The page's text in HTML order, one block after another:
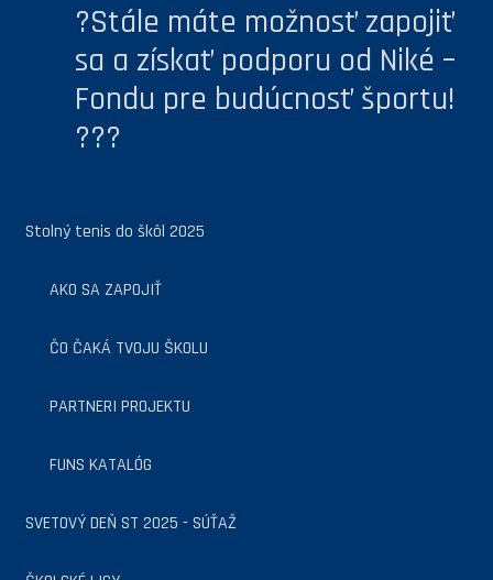
?Stále máte možnosť zapojiť
sa a získať podporu od Niké –
Fondu pre budúcnosť športu!
???
Stolný tenis do škôl 2025
AKO SA ZAPOJIŤ
ČO ČAKÁ TVOJU ŠKOLU
PARTNERI PROJEKTU
FUNS KATALÓG
SVETOVÝ DEŇ ST 2025 - SÚŤAŽ